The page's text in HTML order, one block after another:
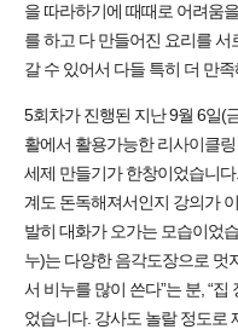
을 따라하기에 때때로 어려움
를 하고 다 만들어진 요리를
갈 수 있어서 다들 특히 더 만
5회차가 진행된 지난 9월 6일(
활에서 활용가능한 리사이클
세제 만들기가 한창이었습니
계도 돈독해져서인지 강의가
발히 대화가 오가는 모습이었
누)는 다양한 음각도장으로 멋
서 비누를 많이 쓴다”는 분, “
었습니다. 강사도 놀랄 정도로